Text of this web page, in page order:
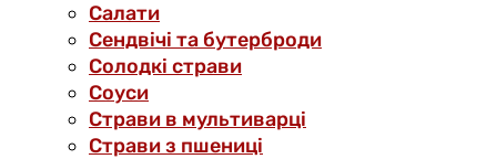
Салати
Сендвічі та бутерброди
Солодкі страви
Соуси
Страви в мультиварці
Страви з пшениці